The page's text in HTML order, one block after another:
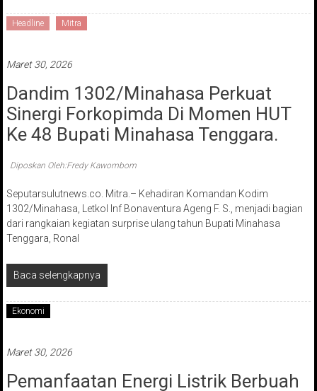
Headline Mitra
Maret 30, 2026
Dandim 1302/Minahasa Perkuat
Sinergi Forkopimda Di Momen HUT
Ke 48 Bupati Minahasa Tenggara.
Diposkan Oleh:Fredy Kawombom
Seputarsulutnews.co. Mitra.– Kehadiran Komandan Kodim
1302/Minahasa, Letkol Inf Bonaventura Ageng F. S., menjadi bagian
dari rangkaian kegiatan surprise ulang tahun Bupati Minahasa
Tenggara, Ronal
Baca selengkapnya
Ekonomi
Maret 30, 2026
Pemanfaatan Energi Listrik Berbuah